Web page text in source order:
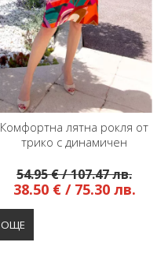
Комфортна лятна рокля от
трико с динамичен
цветове
54.95 € / 107.47 лв.
38.50 € / 75.30 лв.